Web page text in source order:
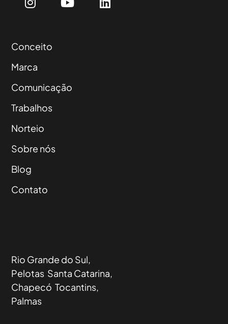
Conceito
Marca
Comunicação
Trabalhos
Norteio
Sobre nós
Blog
Contato
Rio Grande do Sul,
Pelotas Santa Catarina,
Chapecó Tocantins,
Palmas